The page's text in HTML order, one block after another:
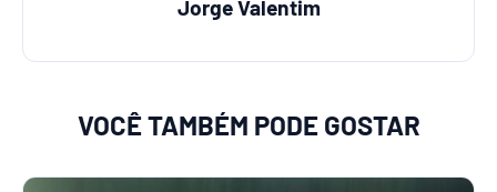
Jorge Valentim
VOCÊ TAMBÉM PODE GOSTAR